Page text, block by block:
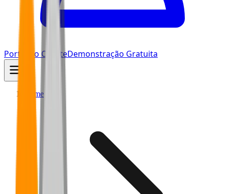
Portal do ClienteDemonstração Gratuita
Home